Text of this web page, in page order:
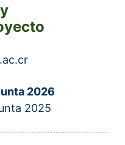
2026
2025